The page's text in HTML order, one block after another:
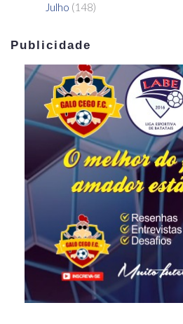
Julho (148)
Publicidade